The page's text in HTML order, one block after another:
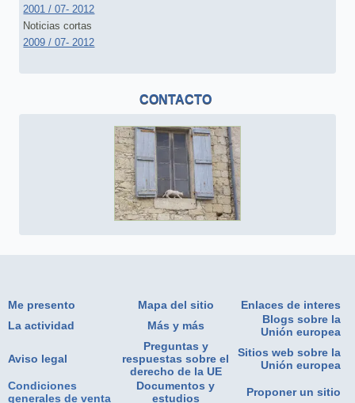
2001 / 07- 2012
Noticias cortas
2009 / 07- 2012
CONTACTO
Me presento Mapa del sitio
Enlaces de interes
La actividad
Más y más
Blogs sobre la
Unión europea
Aviso legal
Preguntas y
respuestas sobre el
derecho de la UE
Sitios web sobre la
Unión europea
Condiciones
generales de venta
Documentos y
estudios
Proponer un sitio